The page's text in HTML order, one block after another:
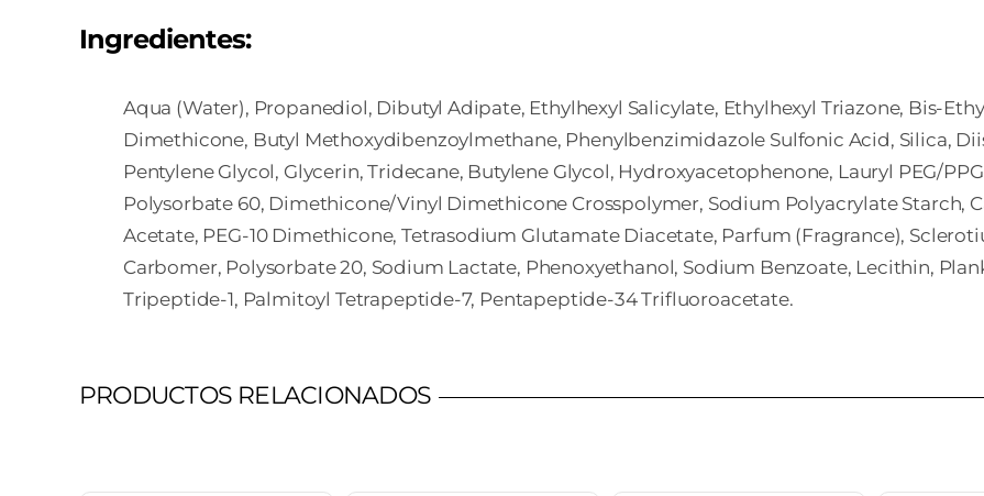
Ingredientes:
Aqua (Water), Propanediol, Dibutyl Adipate, Ethylhexyl Salicylate, Ethylhexyl Triazone, Bis-
Dimethicone, Butyl Methoxydibenzoylmethane, Phenylbenzimidazole Sulfonic Acid, Silica,
Pentylene Glycol, Glycerin, Tridecane, Butylene Glycol, Hydroxyacetophenone, Lauryl PEG/
Polysorbate 60, Dimethicone/Vinyl Dimethicone Crosspolymer, Sodium Polyacrylate Starch,
Acetate, PEG-10 Dimethicone, Tetrasodium Glutamate Diacetate, Parfum (Fragrance),
Carbomer, Polysorbate 20, Sodium Lactate, Phenoxyethanol, Sodium Benzoate, Lecithin,
Tripeptide-1, Palmitoyl Tetrapeptide-7, Pentapeptide-34 Trifluoroacetate.
PRODUCTOS RELACIONADOS